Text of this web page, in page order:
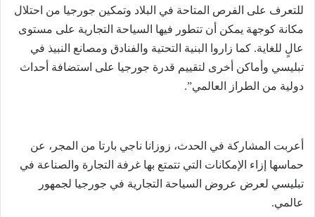
للتعرف على الفرص المتاحة في البلاد وتمكين جورجيا من احتلال
مكانة كوجهة يمكن أن تتطور فيها السياحة التجارية على مستوى
عالٍ للغاية. كما زاروا البنية التحتية والفنادق ومصانع النبيذ في
تبليسي وأماكن أخرى لتقييم قدرة جورجيا على استضافة أحداث
دولية من الطراز العالمي”.
أعربت المشاركة في الحدث، زوزانا ناجي بارتا من المجر، عن
حماسها إزاء الإمكانات التي تتمتع بها غرفة التجارة والصناعة في
تبليسي لعرض عروض السياحة التجارية في جورجيا لجمهور
عالمي.